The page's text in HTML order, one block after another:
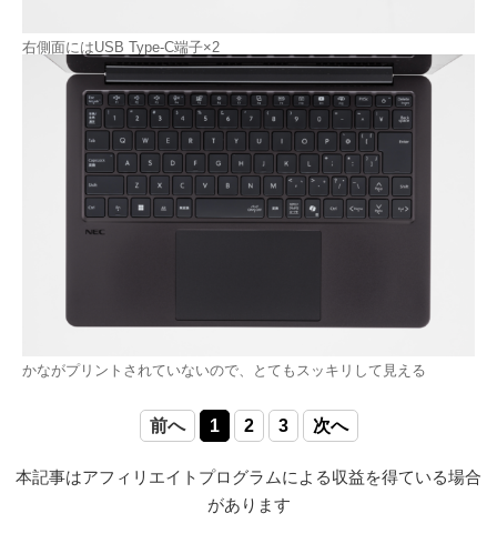
右側面にはUSB Type-C端子×2
かながプリントされていないので、とてもスッキリして見える
前へ 1 2 3 次へ
本記事はアフィリエイトプログラムによる収益を得ている場合
があります